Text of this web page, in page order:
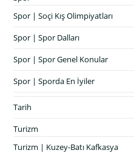
Spor | Soçi Kış Olimpiyatları
Spor | Spor Dalları
Spor | Spor Genel Konular
Spor | Sporda En İyiler
Tarih
Turizm
Turizm | Kuzey-Batı Kafkasya